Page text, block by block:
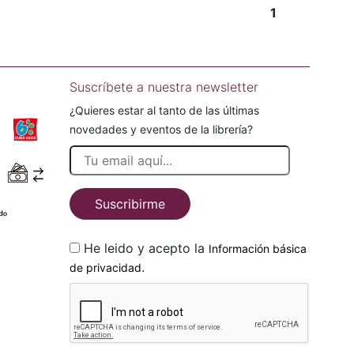
1
Suscríbete a nuestra newsletter
¿Quieres estar al tanto de las últimas
novedades y eventos de la librería?
Suscribirme
He leido y acepto la Información básica
de privacidad.